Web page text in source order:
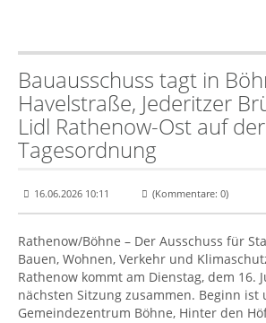
Bauausschuss tagt in
Havelstraße, Jederitzer
Lidl Rathenow-Ost auf der
Tagesordnung
16.06.2026 10:11 (Kommentare: 0)
Rathenow/Böhne – Der Ausschuss für
Bauen, Wohnen, Verkehr und
Rathenow kommt am Dienstag, dem 16.
nächsten Sitzung zusammen. Beginn ist
Gemeindezentrum Böhne, Hinter den